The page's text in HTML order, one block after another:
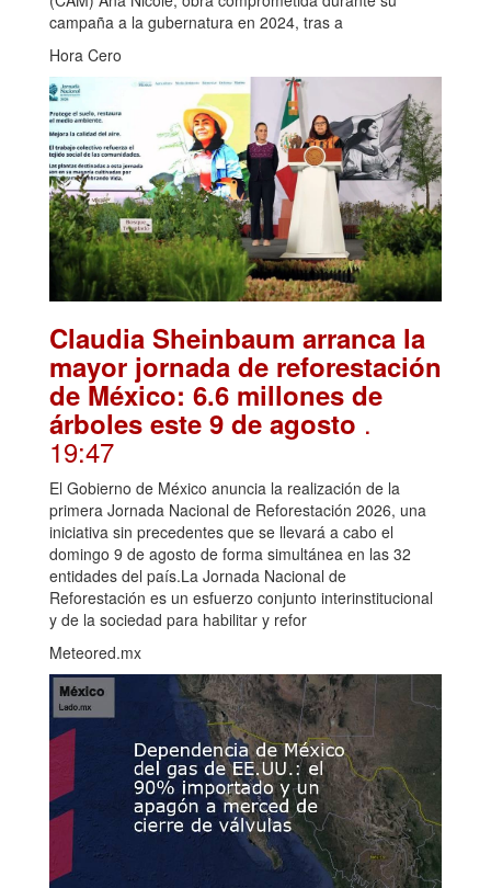
campaña a la gubernatura en 2024, tras a
Hora Cero
Claudia Sheinbaum arranca la
mayor jornada de reforestación
de México: 6.6 millones de
árboles este 9 de agosto .
19:47
El Gobierno de México anuncia la realización de la
primera Jornada Nacional de Reforestación 2026, una
iniciativa sin precedentes que se llevará a cabo el
domingo 9 de agosto de forma simultánea en las 32
entidades del país.La Jornada Nacional de
Reforestación es un esfuerzo conjunto interinstitucional
y de la sociedad para habilitar y refor
Meteored.mx